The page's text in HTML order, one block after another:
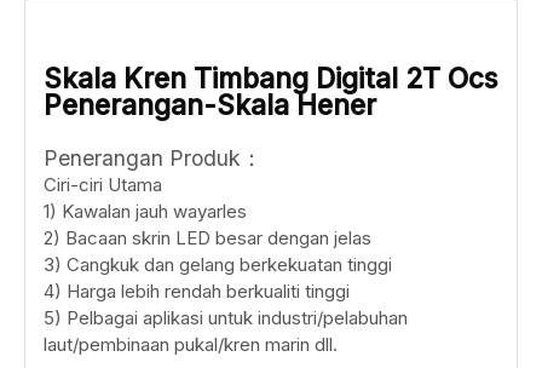
Skala Kren Timbang Digital 2T Ocs
Penerangan-Skala Hener
Penerangan Produk：
Ciri-ciri Utama
1) Kawalan jauh wayarles
2) Bacaan skrin LED besar dengan jelas
3) Cangkuk dan gelang berkekuatan tinggi
4) Harga lebih rendah berkualiti tinggi
5) Pelbagai aplikasi untuk industri/pelabuhan
laut/pembinaan pukal/kren marin dll.